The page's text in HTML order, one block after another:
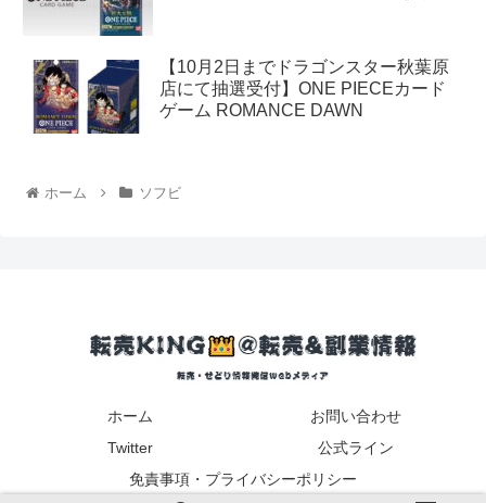
【10月2日までドラゴンスター秋葉原
店にて抽選受付】ONE PIECEカード
ゲーム ROMANCE DAWN
ホーム ソフビ
ホーム
お問い合わせ
Twitter
公式ライン
免責事項・プライバシーポリシー